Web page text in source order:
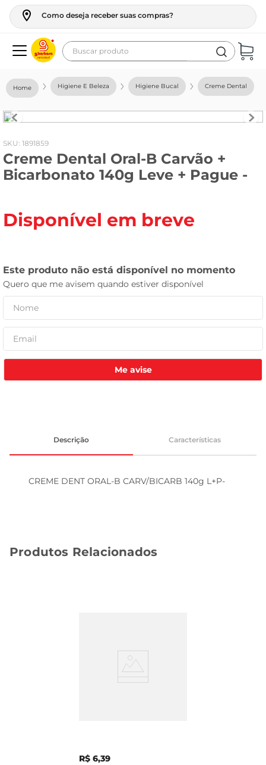
Como deseja receber suas compras?
Buscar produto
Higiene E Beleza Higiene Bucal Creme Dental
: 1891859
Creme Dental Oral-B Carvão +
Bicarbonato 140g Leve + Pague -
Disponível em breve
Me avise
Descrição Características
CREME DENT ORAL-B CARV/BICARB 140g L+P-
Produtos Relacionados
R$ 6,39
geladeira
fogao
café
cerveja
leite
tv